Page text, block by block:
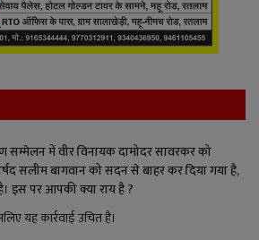
सम्मेलन में वीर विनायक दामोदर सावरकर को
सलीम बागवान को सदन से बाहर कर दिया गया है,
इस पर आपकी क्या राय है ?
यह कार्रवाई उचित है।